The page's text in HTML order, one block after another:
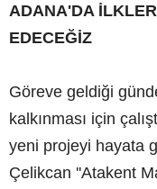
ADANA'DA
EDECEĞİZ
Göreve geldiği
kalkınması için
yeni projeyi hayata
Çelikcan ''Atakent